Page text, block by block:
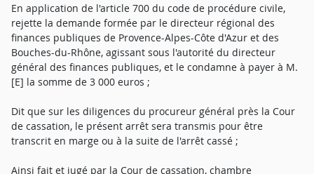
En application de l'article 700 du code de procédure civile,
rejette la demande formée par le directeur régional des
finances publiques de Provence-Alpes-Côte d'Azur et des
Bouches-du-Rhône, agissant sous l'autorité du directeur
général des finances publiques, et le condamne à payer à M.
[E] la somme de 3 000 euros ;
Dit que sur les diligences du procureur général près la Cour
de cassation, le présent arrêt sera transmis pour être
transcrit en marge ou à la suite de l'arrêt cassé ;
Ainsi fait et jugé par la Cour de cassation, chambre